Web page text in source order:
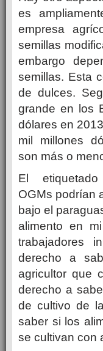
es
empresa
semillas
embargo
semillas. Esta
de dulces.
grande en los
dólares en
mil millones
son más o
El
OGMs podrían
bajo el
alimento en
trabajadores
derecho a
agricultor que
derecho a
de cultivo de
saber si los
se cultivan con